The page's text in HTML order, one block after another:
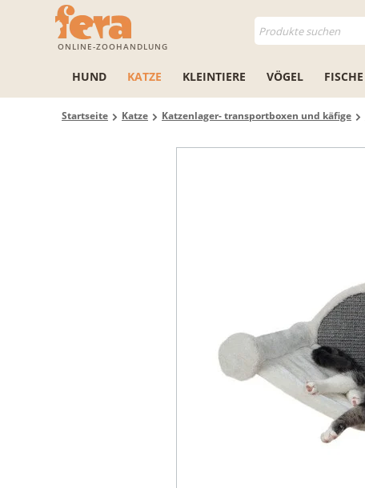
ONLINE-ZOOHANDLUNG
HUND KATZE KLEINTIERE VÖGEL FISCHE
Startseite Katze Katzenlager- transportboxen und käfige